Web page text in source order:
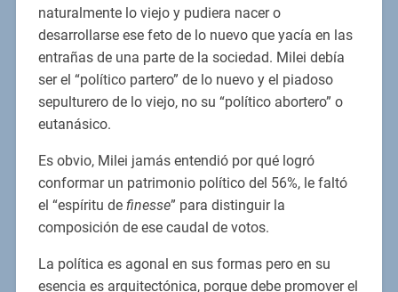
naturalmente lo viejo y pudiera nacer o
desarrollarse ese feto de lo nuevo que yacía en las
entrañas de una parte de la sociedad. Milei debía
ser el “político partero” de lo nuevo y el piadoso
sepulturero de lo viejo, no su “político abortero” o
eutanásico.
Es obvio, Milei jamás entendió por qué logró
conformar un patrimonio político del 56%, le faltó
el “espíritu de finesse” para distinguir la
composición de ese caudal de votos.
La política es agonal en sus formas pero en su
esencia es arquitectónica, porque debe promover el